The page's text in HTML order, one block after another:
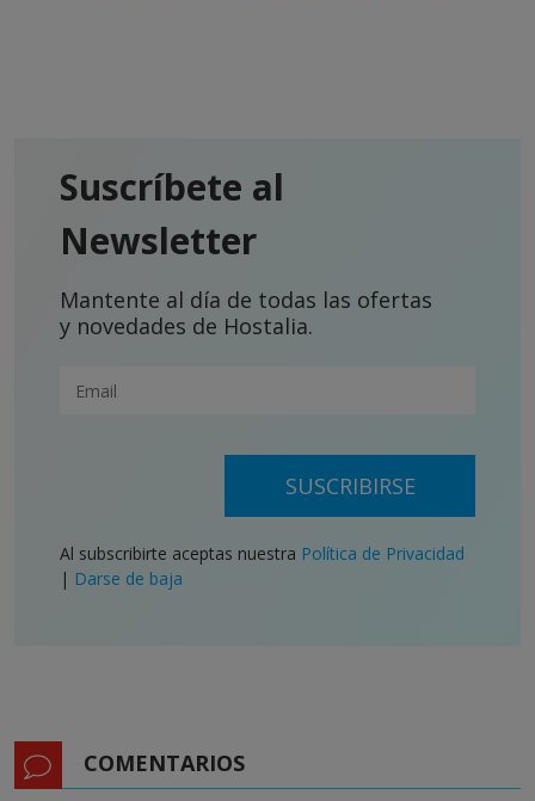
Suscríbete al
Newsletter
Mantente al día de todas las ofertas
y novedades de Hostalia.
SUSCRIBIRSE
Al subscribirte aceptas nuestra Política de Privacidad
| Darse de baja
COMENTARIOS